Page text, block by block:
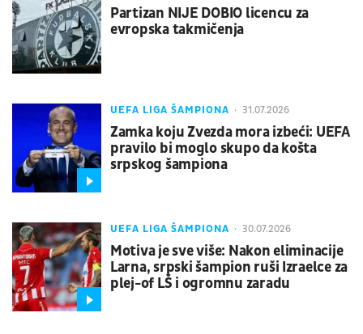
Partizan NIJE DOBIO licencu za
evropska takmičenja
UEFA LIGA ŠAMPIONA 31.07.2026
Zamka koju Zvezda mora izbeći: UEFA
pravilo bi moglo skupo da košta
srpskog šampiona
UEFA LIGA ŠAMPIONA 30.07.2026
Motiva je sve više: Nakon eliminacije
Larna, srpski šampion ruši Izraelce za
plej-of LŠ i ogromnu zaradu